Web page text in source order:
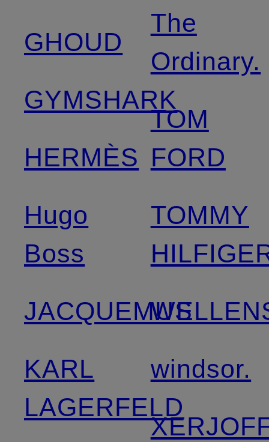
GHOUD
GYMSHARK
HERMÈS
Hugo
Boss
JACQUEMUS
KARL
LAGERFELD
The
Ordinary.
TOM
FORD
TOMMY
windsor.